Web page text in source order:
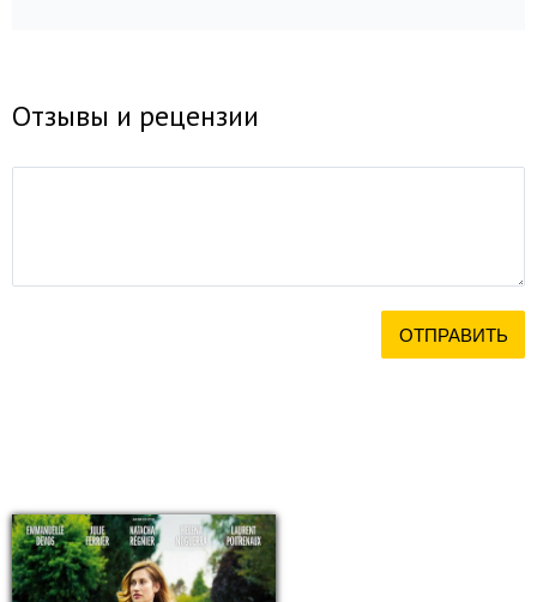
Отзывы и рецензии